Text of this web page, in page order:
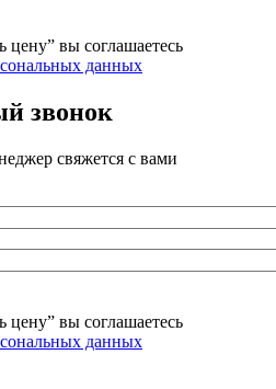
вы соглашаетесь
данных
звонок
свяжется с вами
вы соглашаетесь
данных